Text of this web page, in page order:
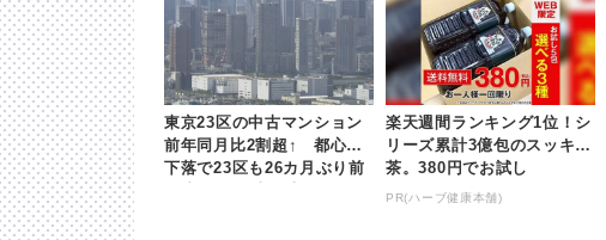
東京23区の中古マンション
前年同月比2割超↑ 都心部
下落で23区も26カ月ぶり前
楽天週間ランキング1位！シ
リーズ累計3億包のスッキリ
茶。380円でお試し
PR(ハーブ健康本舗)